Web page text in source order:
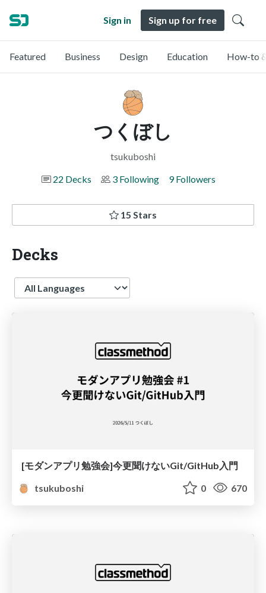
Sign in Sign up for free
Featured Business Design Education How-to
つくぼし
tsukuboshi
22 Decks
3 Following 9 Followers
15 Stars
Decks
Language
[モダンアプリ勉強会]今更聞けないGit/GitHub入門
tsukuboshi
0 670